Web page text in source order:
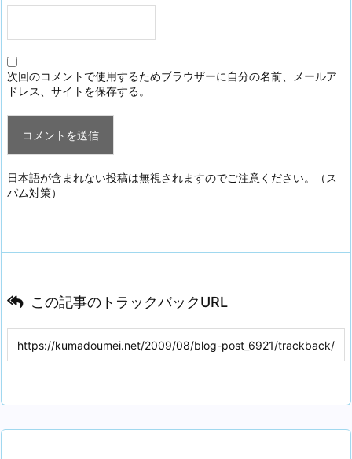
次回のコメントで使用するためブラウザーに自分の名前、メールア
ドレス、サイトを保存する。
日本語が含まれない投稿は無視されますのでご注意ください。（ス
パム対策）
この記事のトラックバックURL